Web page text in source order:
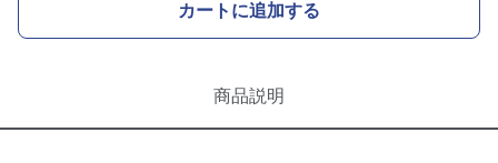
カートに追加する
商品説明